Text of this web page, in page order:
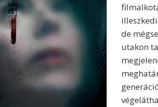
de
utakon